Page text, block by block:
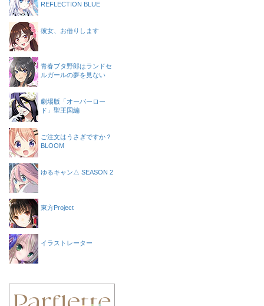
REFLECTION BLUE
彼女、お借りします
青春ブタ野郎はランドセ
ルガールの夢を見ない
劇場版「オーバーロー
ド」聖王国編
ご注文はうさぎですか？
BLOOM
ゆるキャン△ SEASON 2
東方Project
イラストレーター